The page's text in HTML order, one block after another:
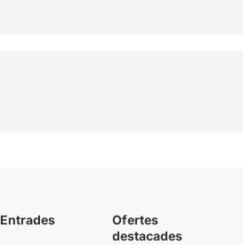
Entrades
Ofertes
destacades